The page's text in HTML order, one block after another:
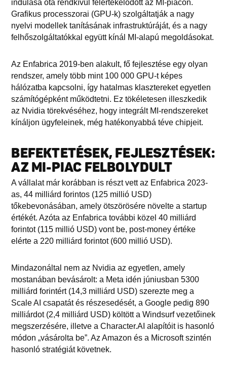
indulása óta rendkívül felértékelődött az MI-piacon.
Grafikus processzorai (GPU-k) szolgáltatják a nagy
nyelvi modellek tanításának infrastruktúráját, és a nagy
felhőszolgáltatókkal együtt kínál MI-alapú megoldásokat.
Az Enfabrica 2019-ben alakult, fő fejlesztése egy olyan
rendszer, amely több mint 100 000 GPU-t képes
hálózatba kapcsolni, így hatalmas klasztereket egyetlen
számítógépként működtetni. Ez tökéletesen illeszkedik
az Nvidia törekvéséhez, hogy integrált MI-rendszereket
kínáljon ügyfeleinek, még hatékonyabbá téve chipjeit.
BEFEKTETÉSEK, FEJLESZTÉSEK:
AZ MI-PIAC FELBOLYDULT
A vállalat már korábban is részt vett az Enfabrica 2023-
as, 44 milliárd forintos (125 millió USD)
tőkebevonásában, amely ötszörösére növelte a startup
értékét. Azóta az Enfabrica további közel 40 milliárd
forintot (115 millió USD) vont be, post-money értéke
elérte a 220 milliárd forintot (600 millió USD).
Mindazonáltal nem az Nvidia az egyetlen, amely
mostanában bevásárolt: a Meta idén júniusban 5300
milliárd forintért (14,3 milliárd USD) szerezte meg a
Scale AI csapatát és részesedését, a Google pedig 890
milliárdot (2,4 milliárd USD) költött a Windsurf vezetőinek
megszerzésére, illetve a Character.AI alapítóit is hasonló
módon „vásárolta be”. Az Amazon és a Microsoft szintén
hasonló stratégiát követnek.